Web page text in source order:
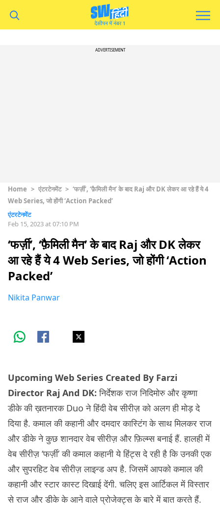
ADVERTISEMENT
Home > एंटरटेनमेंट > ‘फर्ज़ी’, ‘फ़ैमिली मैन’ के बाद Raj और DK लेकर आ रहे हैं ये 4
Web Series, जो होंगी ‘Action Packed’
एंटरटेनमेंट
Feb 15, 2023 at 07:10 PM
‘फर्ज़ी’, ‘फ़ैमिली मैन’ के बाद Raj और DK लेकर
आ रहे हैं ये 4 Web Series, जो होंगी ‘Action
Packed’
Nikita Panwar
Upcoming Web Series Created By Farzi
Director Raj And DK: निर्देशक राज निदिमोरु और कृष्णा
डीके की ख़तनारक Duo ने हिंदी वेब सीरीज़ को अलग ही मोड़ दे
दिया है. कमाल की कहानी और दमदार कास्टिंग के साथ मिलकर राज
और डीके ने कुछ शानदार वेब सीरीज़ और फ़िल्म्स बनाई हैं. हालही में
वेब सीरीज़ ‘फर्ज़ी’ की कमाल कहानी ये हिंट्स दे रही है कि उनकी एक
और सुपरहिट वेब सीरीज़ लाइन्ड अप है. जिसमें आपको कमाल की
कहानी और स्टार कास्ट दिखाई देंगी. चलिए इस आर्टिकल में विस्तार
से राज और डीके के आने वाले प्रोजेक्ट्स के बारे में बात करते हैं.